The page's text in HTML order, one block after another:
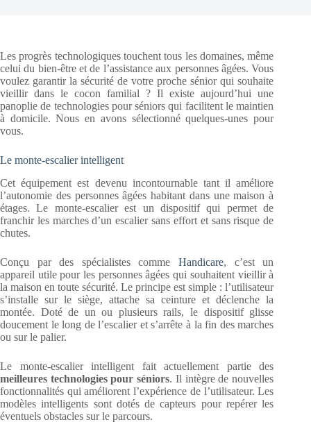
Les progrès technologiques touchent tous les domaines, même
celui du bien-être et de l’assistance aux personnes âgées. Vous
voulez garantir la sécurité de votre proche sénior qui souhaite
vieillir dans le cocon familial ? Il existe aujourd’hui une
panoplie de technologies pour séniors qui facilitent le maintien
à domicile. Nous en avons sélectionné quelques-unes pour
vous.
Le monte-escalier intelligent
Cet équipement est devenu incontournable tant il améliore
l’autonomie des personnes âgées habitant dans une maison à
étages. Le monte-escalier est un dispositif qui permet de
franchir les marches d’un escalier sans effort et sans risque de
chutes.
Conçu par des spécialistes commeHandicare, c’est un
appareil utile pour les personnes âgées qui souhaitent vieillir à
la maison en toute sécurité. Le principe est simple : l’utilisateur
s’installe sur le siège, attache sa ceinture et déclenche la
montée. Doté de un ou plusieurs rails, le dispositif glisse
doucement le long de l’escalier et s’arrête à la fin des marches
ou sur le palier.
Le monte-escalier intelligent fait actuellement partie des
meilleures technologies pour séniors. Il intègre de nouvelles
fonctionnalités qui améliorent l’expérience de l’utilisateur. Les
modèles intelligents sont dotés de capteurs pour repérer les
éventuels obstacles sur le parcours.